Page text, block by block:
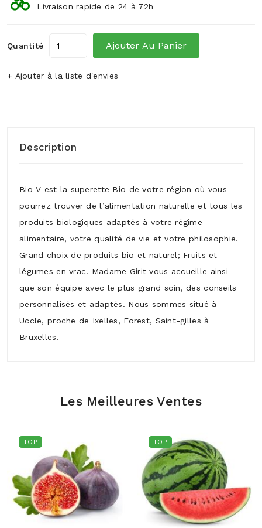
Livraison rapide de 24 à 72h
Quantité Ajouter Au Panier
+ Ajouter à la liste d'envies
Description
Bio V est la superette Bio de votre région où vous
pourrez trouver de l’alimentation naturelle et tous les
produits biologiques adaptés à votre régime
alimentaire, votre qualité de vie et votre philosophie.
Grand choix de produits bio et naturel; Fruits et
légumes en vrac. Madame Girit vous accueille ainsi
que son équipe avec le plus grand soin, des conseils
personnalisés et adaptés. Nous sommes situé à
Uccle, proche de Ixelles, Forest, Saint-gilles à
Bruxelles.
Les Meilleures Ventes
TOP TOP